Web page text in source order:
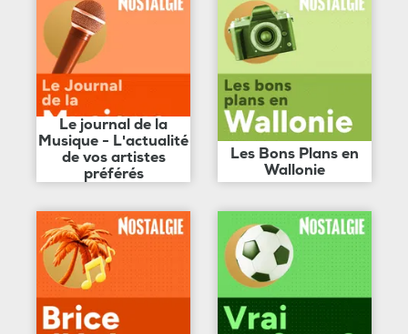
Le journal de la
Musique - L'actualité
de vos artistes
préférés
Les Bons Plans en
Wallonie